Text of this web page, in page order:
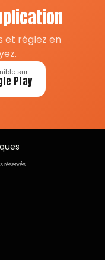
et réglez en
sur
Play
réservés